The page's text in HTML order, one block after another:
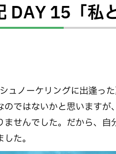
DAY 15「私
ュノーケリングに出逢っ
のではないかと思います
ませんでした。だから、
た。